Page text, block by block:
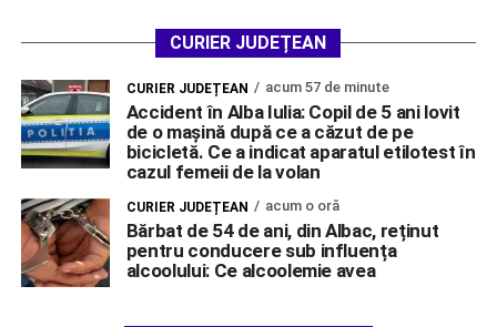
CURIER JUDEȚEAN
CURIER JUDEȚEAN acum 57 de minute
Accident în Alba Iulia: Copil de 5 ani lovit
de o mașină după ce a căzut de pe
bicicletă. Ce a indicat aparatul etilotest în
cazul femeii de la volan
CURIER JUDEȚEAN acum o oră
Bărbat de 54 de ani, din Albac, reținut
pentru conducere sub influența
alcoolului: Ce alcoolemie avea